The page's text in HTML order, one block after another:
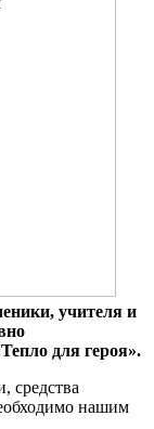
учителя и
для героя».
средства
нашим